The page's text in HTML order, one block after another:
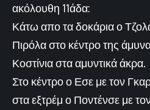
ακόλουθη 11άδα:
Κάτω απο τα δοκάρια ο
Πιρόλα στο κέντρο της
Κοστίνια στα αμυντικά άκρα.
Στο κέντρο ο Εσε με τον
στα εξτρέμ ο Ποντένσε με